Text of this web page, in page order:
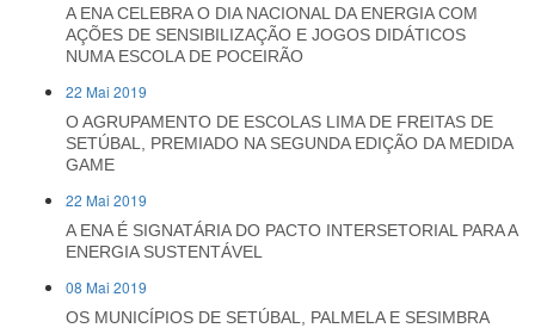
A ENA CELEBRA O DIA NACIONAL DA ENERGIA COM
AÇÕES DE SENSIBILIZAÇÃO E JOGOS DIDÁTICOS
NUMA ESCOLA DE POCEIRÃO
22 Mai 2019
O AGRUPAMENTO DE ESCOLAS LIMA DE FREITAS DE
SETÚBAL, PREMIADO NA SEGUNDA EDIÇÃO DA MEDIDA
GAME
22 Mai 2019
A ENA É SIGNATÁRIA DO PACTO INTERSETORIAL PARA A
ENERGIA SUSTENTÁVEL
08 Mai 2019
OS MUNICÍPIOS DE SETÚBAL, PALMELA E SESIMBRA